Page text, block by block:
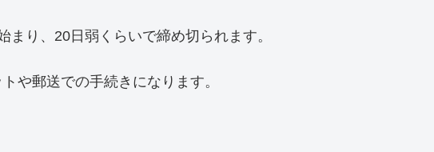
り、20日弱くらいで締め切られます。
や郵送での手続きになります。